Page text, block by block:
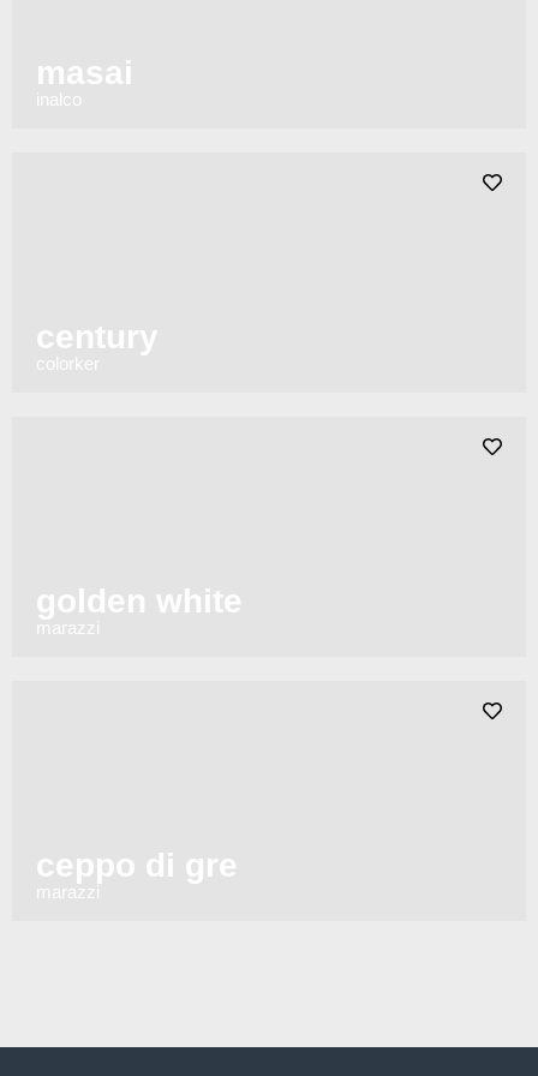
masai
inalco
century
colorker
golden white
marazzi
ceppo di gre
marazzi